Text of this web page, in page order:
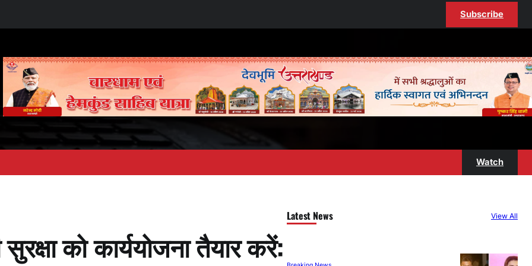
Subscribe
Watch
को कार्ययोजना तैयार करें:
Latest News View All